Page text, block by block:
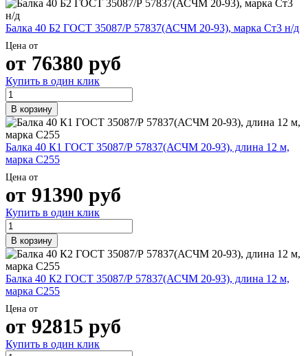
Балка 40 Б2 ГОСТ 35087/Р 57837(АСЧМ 20-93), марка Ст3 н/д
Цена от
от 76380 руб
Купить в один клик
В корзину
Балка 40 К1 ГОСТ 35087/Р 57837(АСЧМ 20-93), длина 12 м,
марка С255
Цена от
от 91390 руб
Купить в один клик
В корзину
Балка 40 К2 ГОСТ 35087/Р 57837(АСЧМ 20-93), длина 12 м,
марка С255
Цена от
от 92815 руб
Купить в один клик